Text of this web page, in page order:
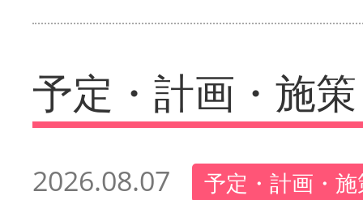
予定・計画・施策
2026.08.07 予定・計画・